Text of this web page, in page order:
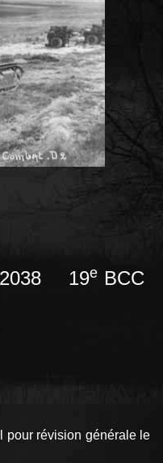
2038 19eBCC
pour révision générale le